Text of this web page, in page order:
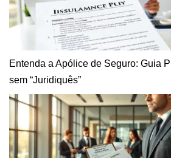
Entenda a Apólice de Seguro: Guia
sem “Juridiquês”